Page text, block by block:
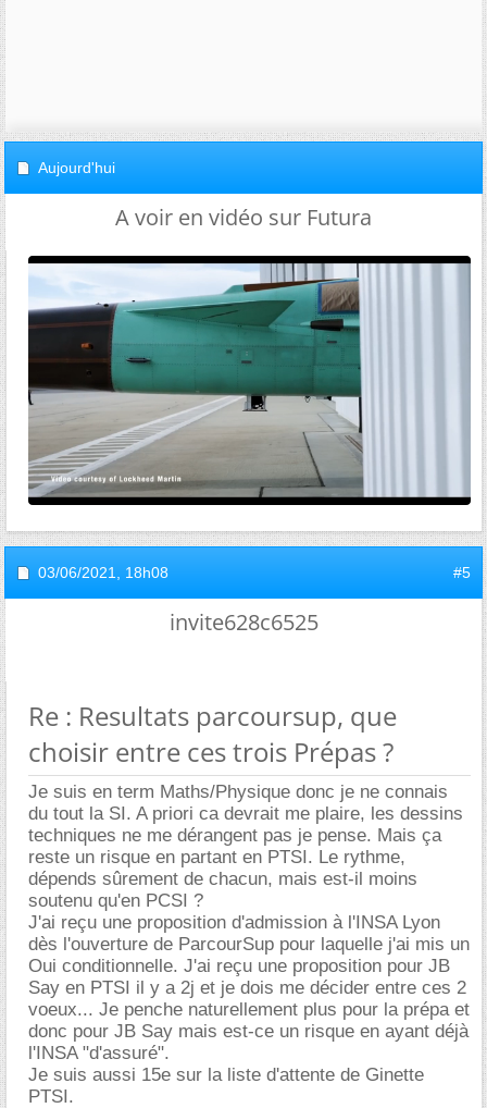
Aujourd'hui
A voir en vidéo sur Futura
03/06/2021, 18h08 #5
invite628c6525
Re : Resultats parcoursup, que
choisir entre ces trois Prépas ?
Je suis en term Maths/Physique donc je ne connais
du tout la SI. A priori ca devrait me plaire, les dessins
techniques ne me dérangent pas je pense. Mais ça
reste un risque en partant en PTSI. Le rythme,
dépends sûrement de chacun, mais est-il moins
soutenu qu'en PCSI ?
J'ai reçu une proposition d'admission à l'INSA Lyon
dès l'ouverture de ParcourSup pour laquelle j'ai mis un
Oui conditionnelle. J'ai reçu une proposition pour JB
Say en PTSI il y a 2j et je dois me décider entre ces 2
voeux... Je penche naturellement plus pour la prépa et
donc pour JB Say mais est-ce un risque en ayant déjà
l'INSA "d'assuré".
Je suis aussi 15e sur la liste d'attente de Ginette
PTSI.